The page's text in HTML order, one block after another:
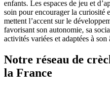
enfants. Les espaces de jeu et
soin pour encourager la curiosité
mettent l’accent sur le
favorisant son autonomie, sa
activités variées et adaptées à son
Notre réseau de
la France